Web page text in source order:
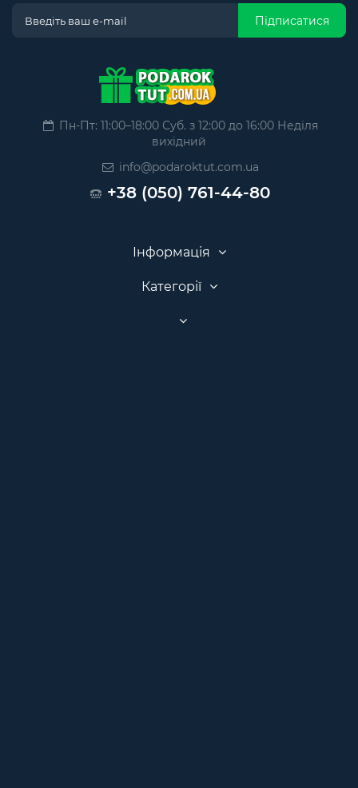
Підписатися
Пн-Пт: 11:00–18:00 Суб. з 12:00 до 16:00 Неділя
вихідний
info@podaroktut.com.ua
+38 (050) 761-44-80
Інформація
Категорії